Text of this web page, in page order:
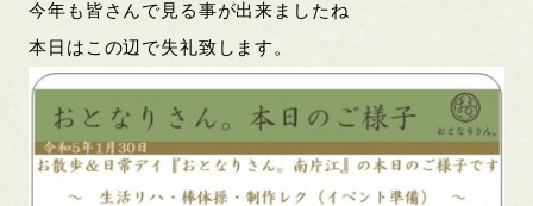
今年も皆さんで見る事が出来ましたね
本日はこの辺で失礼致します。